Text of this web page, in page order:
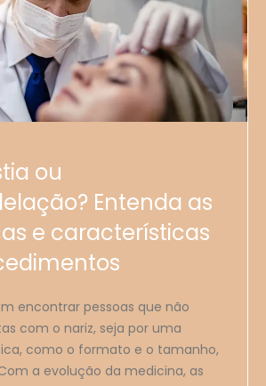
ou
Entenda as
e características
encontrar pessoas que não
com o nariz, seja por uma
como o formato e o tamanho,
a evolução da medicina, as